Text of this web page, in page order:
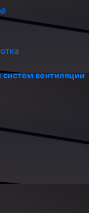
вентиляции